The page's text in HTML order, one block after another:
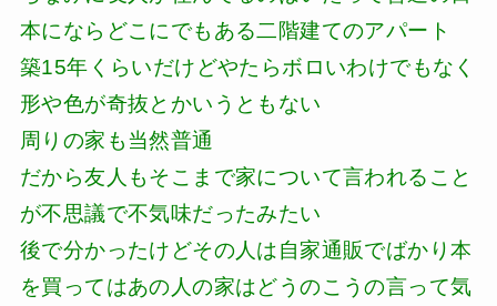
本にならどこにでもある二階建てのアパート
築15年くらいだけどやたらボロいわけでもなく
形や色が奇抜とかいうともない
周りの家も当然普通
だから友人もそこまで家について言われること
が不思議で不気味だったみたい
後で分かったけどその人は自家通販でばかり本
を買ってはあの人の家はどうのこうの言って気